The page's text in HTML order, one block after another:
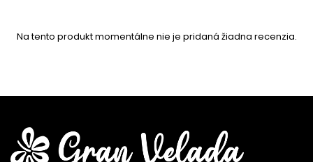
Na tento produkt momentálne nie je pridaná žiadna recenzia.